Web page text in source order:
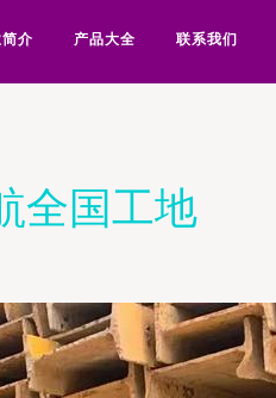
介 产品大全 联系我们
全国工地